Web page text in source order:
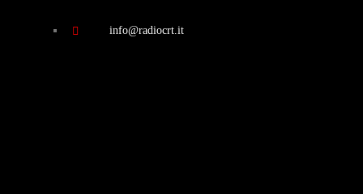
info@radiocrt.it